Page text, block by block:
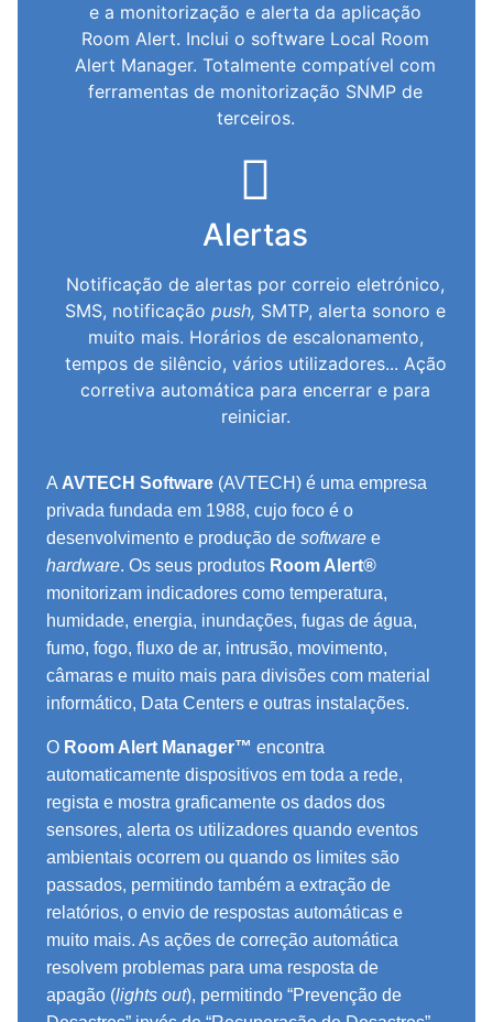
e a monitorização e alerta da aplicação
Room Alert. Inclui o software Local Room
Alert Manager. Totalmente compatível com
ferramentas de monitorização SNMP de
terceiros.
Alertas
Notificação de alertas por correio eletrónico,
SMS, notificação push, SMTP, alerta sonoro e
muito mais. Horários de escalonamento,
tempos de silêncio, vários utilizadores... Ação
corretiva automática para encerrar e para
reiniciar.
A AVTECH Software (AVTECH) é uma empresa
privada fundada em 1988, cujo foco é o
desenvolvimento e produção de software e
hardware. Os seus produtos Room Alert®
monitorizam indicadores como temperatura,
humidade, energia, inundações, fugas de água,
fumo, fogo, fluxo de ar, intrusão, movimento,
câmaras e muito mais para divisões com material
informático, Data Centers e outras instalações.
O Room Alert Manager™ encontra
automaticamente dispositivos em toda a rede,
regista e mostra graficamente os dados dos
sensores, alerta os utilizadores quando eventos
ambientais ocorrem ou quando os limites são
passados, permitindo também a extração de
relatórios, o envio de respostas automáticas e
muito mais. As ações de correção automática
resolvem problemas para uma resposta de
apagão (lights out), permitindo “Prevenção de